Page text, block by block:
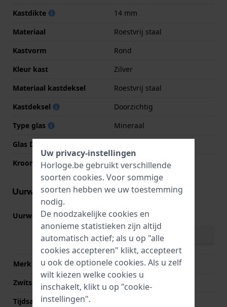
Kastdikte
14 mm
Materiaal
Roestvrij staal
Kastvorm
Rond
Kleur kast
Zilver
Materiaal kastdeksel
Roestvrij staal
Kastdeksel
Doorzichtig
Type glas
Mineraal
Glas Diameter
Kroon
Trek kroon
Uurwerk informatie
Uurwerk nr. F6B24( Bekijk specificaties
Download handboek
(meertalig)
Merk uurwerk
Epson
Zwitsers uurwerk
Nee
Tijdsaanduiding
Uw privacy-instellingen
Horloge.be gebruikt verschillende
soorten cookies. Voor sommige
soorten hebben we uw toestemming
nodig.
De noodzakelijke cookies en
anonieme statistieken zijn altijd
automatisch actief; als u op "alle
cookies accepteren" klikt, accepteert
u ook de optionele cookies. Als u zelf
wilt kiezen welke cookies u
inschakelt, klikt u op "cookie-
instellingen".